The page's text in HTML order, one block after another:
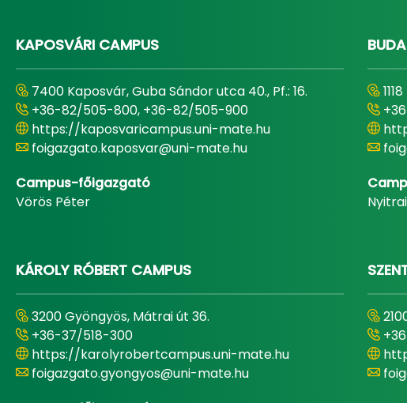
KAPOSVÁRI CAMPUS
7400 Kaposvár, Guba Sándor utca 40., Pf.: 16.
+36-82/505-800, +36-82/505-900
https://kaposvaricampus.uni-mate.hu
foigazgato.kaposvar@uni-mate.hu
Campus-főigazgató
Vörös Péter
KÁROLY RÓBERT CAMPUS
3200 Gyöngyös, Mátrai út 36.
+36-37/518-300
https://karolyrobertcampus.uni-mate.hu
foigazgato.gyongyos@uni-mate.hu